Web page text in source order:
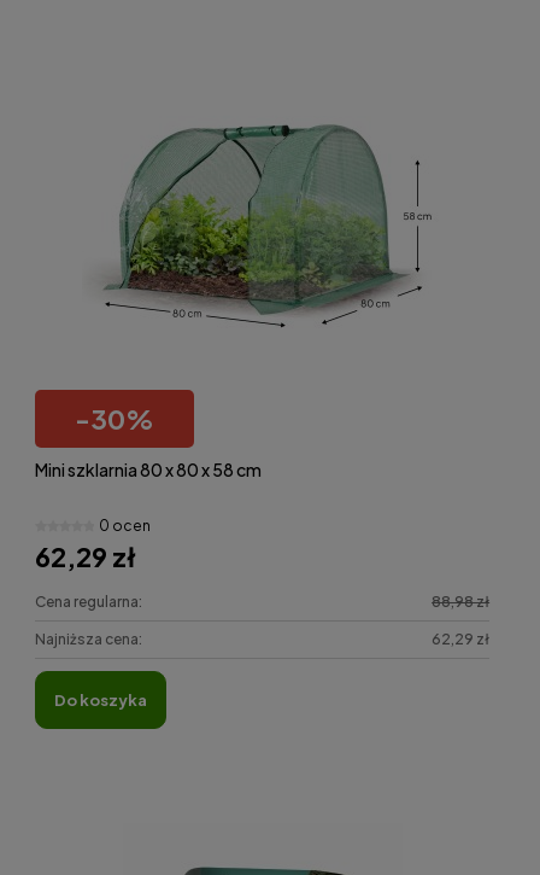
-30%
Mini szklarnia 80 x 80 x 58 cm
0 ocen
62,29 zł
Cena regularna: 88,98 zł
Najniższa cena: 62,29 zł
do koszyka